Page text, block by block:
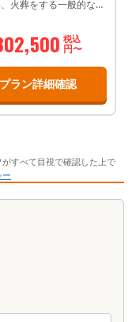
火葬をする一般的な
税込
円〜
プラン詳細確認
すべて目視で確認した上で